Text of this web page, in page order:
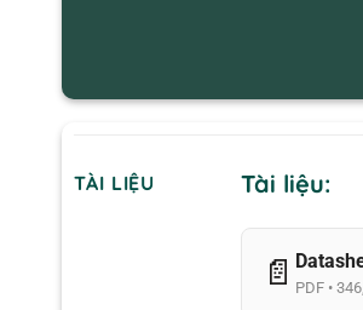
TÀI LIỆU Tài liệu:
📄 PDF •